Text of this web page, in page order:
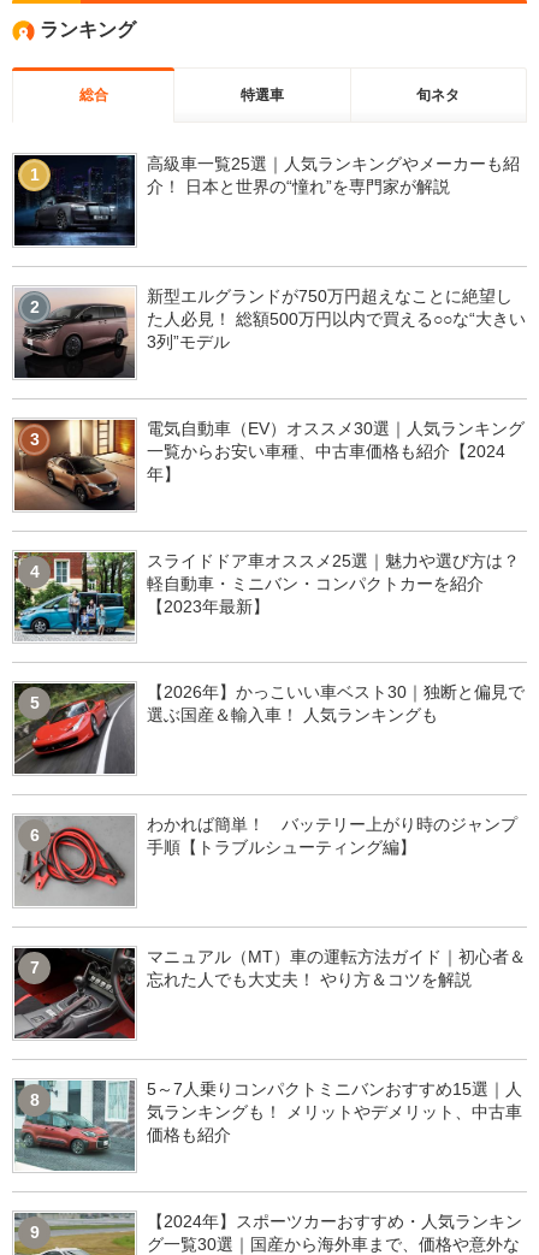
ランキング
総合 特選車 旬ネタ
1
高級車一覧25選｜人気ランキングやメーカーも紹
介！ 日本と世界の“憧れ”を専門家が解説
2
新型エルグランドが750万円超えなことに絶望し
た人必見！ 総額500万円以内で買える○○な“大きい
3列”モデル
3
電気自動車（EV）オススメ30選｜人気ランキング
一覧からお安い車種、中古車価格も紹介【2024
年】
4
スライドドア車オススメ25選｜魅力や選び方は？
軽自動車・ミニバン・コンパクトカーを紹介
【2023年最新】
5
【2026年】かっこいい車ベスト30｜独断と偏見で
選ぶ国産＆輸入車！ 人気ランキングも
6
わかれば簡単！ バッテリー上がり時のジャンプ
手順【トラブルシューティング編】
7
マニュアル（MT）車の運転方法ガイド｜初心者＆
忘れた人でも大丈夫！ やり方＆コツを解説
8
5～7人乗りコンパクトミニバンおすすめ15選｜人
気ランキングも！ メリットやデメリット、中古車
価格も紹介
9
【2024年】スポーツカーおすすめ・人気ランキン
グ一覧30選｜国産から海外車まで、価格や意外な